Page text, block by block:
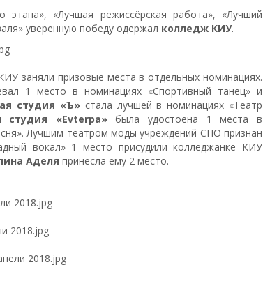
«Лучшая режиссёрская работа», «Лучший
уверенную победу одержал колледж КИУ.
заняли призовые места в отдельных номинациях.
1 место в номинациях «Спортивный танец» и
студия «Ъ» стала лучшей в номинациях «Театр
студия «Evterpa»была удостоена 1 места в
Лучшим театром моды учреждений СПО признан
вокал» 1 место присудили колледжанке КИУ
Аделя принесла ему 2 место.